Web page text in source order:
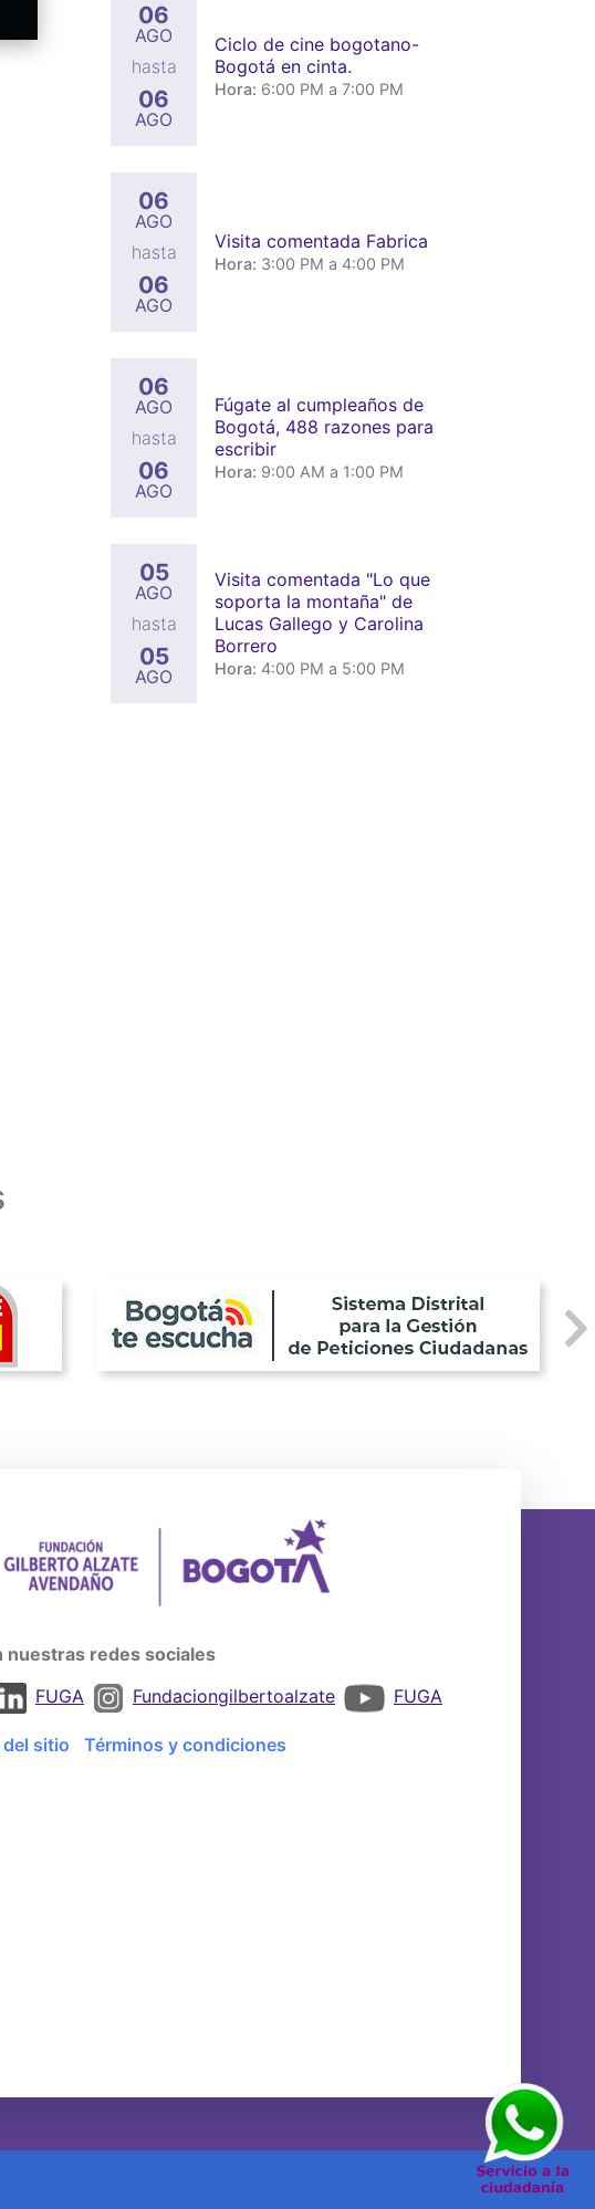
06
AGO
hasta
06
AGO
Ciclo de cine bogotano-
Bogotá en cinta.
Hora: 6:00 PM a 7:00 PM
06
AGO
hasta
06
AGO
Visita comentada Fabrica
Hora: 3:00 PM a 4:00 PM
06
AGO
hasta
06
AGO
Fúgate al cumpleaños de
Bogotá, 488 razones para
escribir
Hora: 9:00 AM a 1:00 PM
05
AGO
hasta
05
AGO
Visita comentada "Lo que
soporta la montaña" de
Lucas Gallego y Carolina
Borrero
Hora: 4:00 PM a 5:00 PM
nuestras redes sociales
FUGA Fundaciongilbertoalzate FUGA
del sitio Términos y condiciones